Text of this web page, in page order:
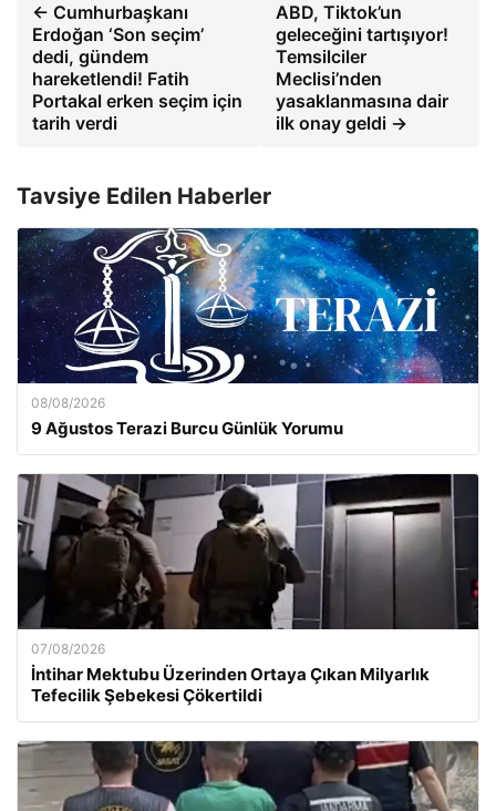
← Cumhurbaşkanı
Erdoğan ‘Son seçim’
dedi, gündem
hareketlendi! Fatih
Portakal erken seçim için
tarih verdi
ABD, Tiktok’un
geleceğini tartışıyor!
Temsilciler
Meclisi’nden
yasaklanmasına dair
ilk onay geldi →
Tavsiye Edilen Haberler
08/08/2026
9 Ağustos Terazi Burcu Günlük Yorumu
07/08/2026
İntihar Mektubu Üzerinden Ortaya Çıkan Milyarlık
Tefecilik Şebekesi Çökertildi